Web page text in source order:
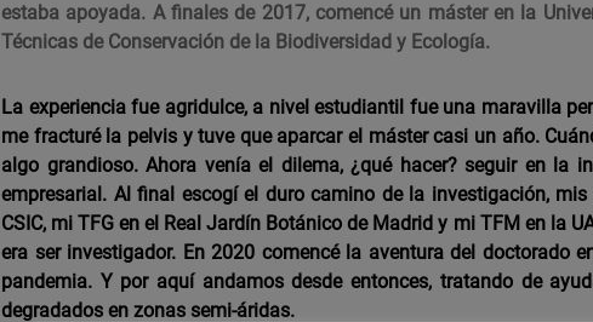
estaba apoyada. A finales de 2017, comencé un máster en la
Técnicas de Conservación de la Biodiversidad y Ecología.
La experiencia fue agridulce, a nivel estudiantil fue una maravilla
me fracturé la pelvis y tuve que aparcar el máster casi un año.
algo grandioso. Ahora venía el dilema, ¿qué hacer? seguir en la
empresarial. Al final escogí el duro camino de la investigación,
CSIC, mi TFG en el Real Jardín Botánico de Madrid y mi TFM en la
era ser investigador. En 2020 comencé la aventura del doctorado
pandemia. Y por aquí andamos desde entonces, tratando de
degradados en zonas semi-áridas.